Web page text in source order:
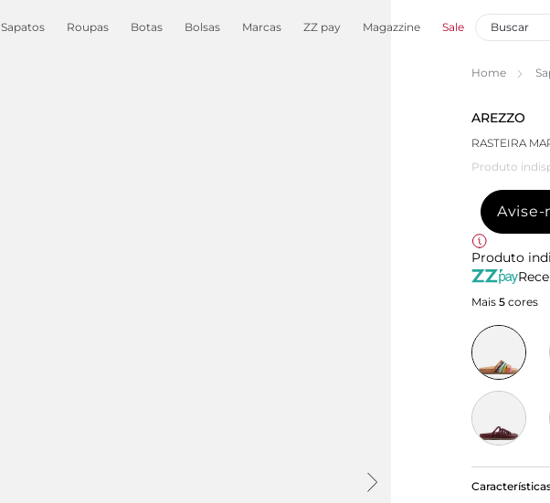
Sapatos Roupas Botas Bolsas Marcas ZZ pay Magazzine Sale
Home
AREZZO
RASTEIRA
Produto
Avise-
Produto
Mais 5 cores